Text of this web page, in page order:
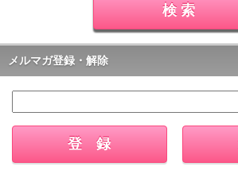
メルマガ登録・解除